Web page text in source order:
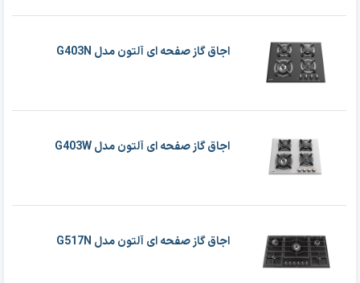
اجاق گاز صفحه ای آلتون مدل G403N
اجاق گاز صفحه ای آلتون مدل G403W
اجاق گاز صفحه ای آلتون مدل G517N